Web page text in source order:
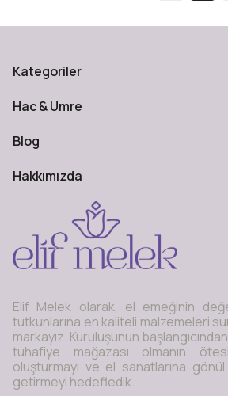
Kategoriler
Hac & Umre
Blog
Hakkımızda
Elif Melek olarak, el emeğinin
tutkunlarına en kaliteli malzemeleri
markayız. Kuruluşunun
tuhafiye mağazası olmanın
oluşturmayı ve el sanatlarına
getirmeyi hedefledik.